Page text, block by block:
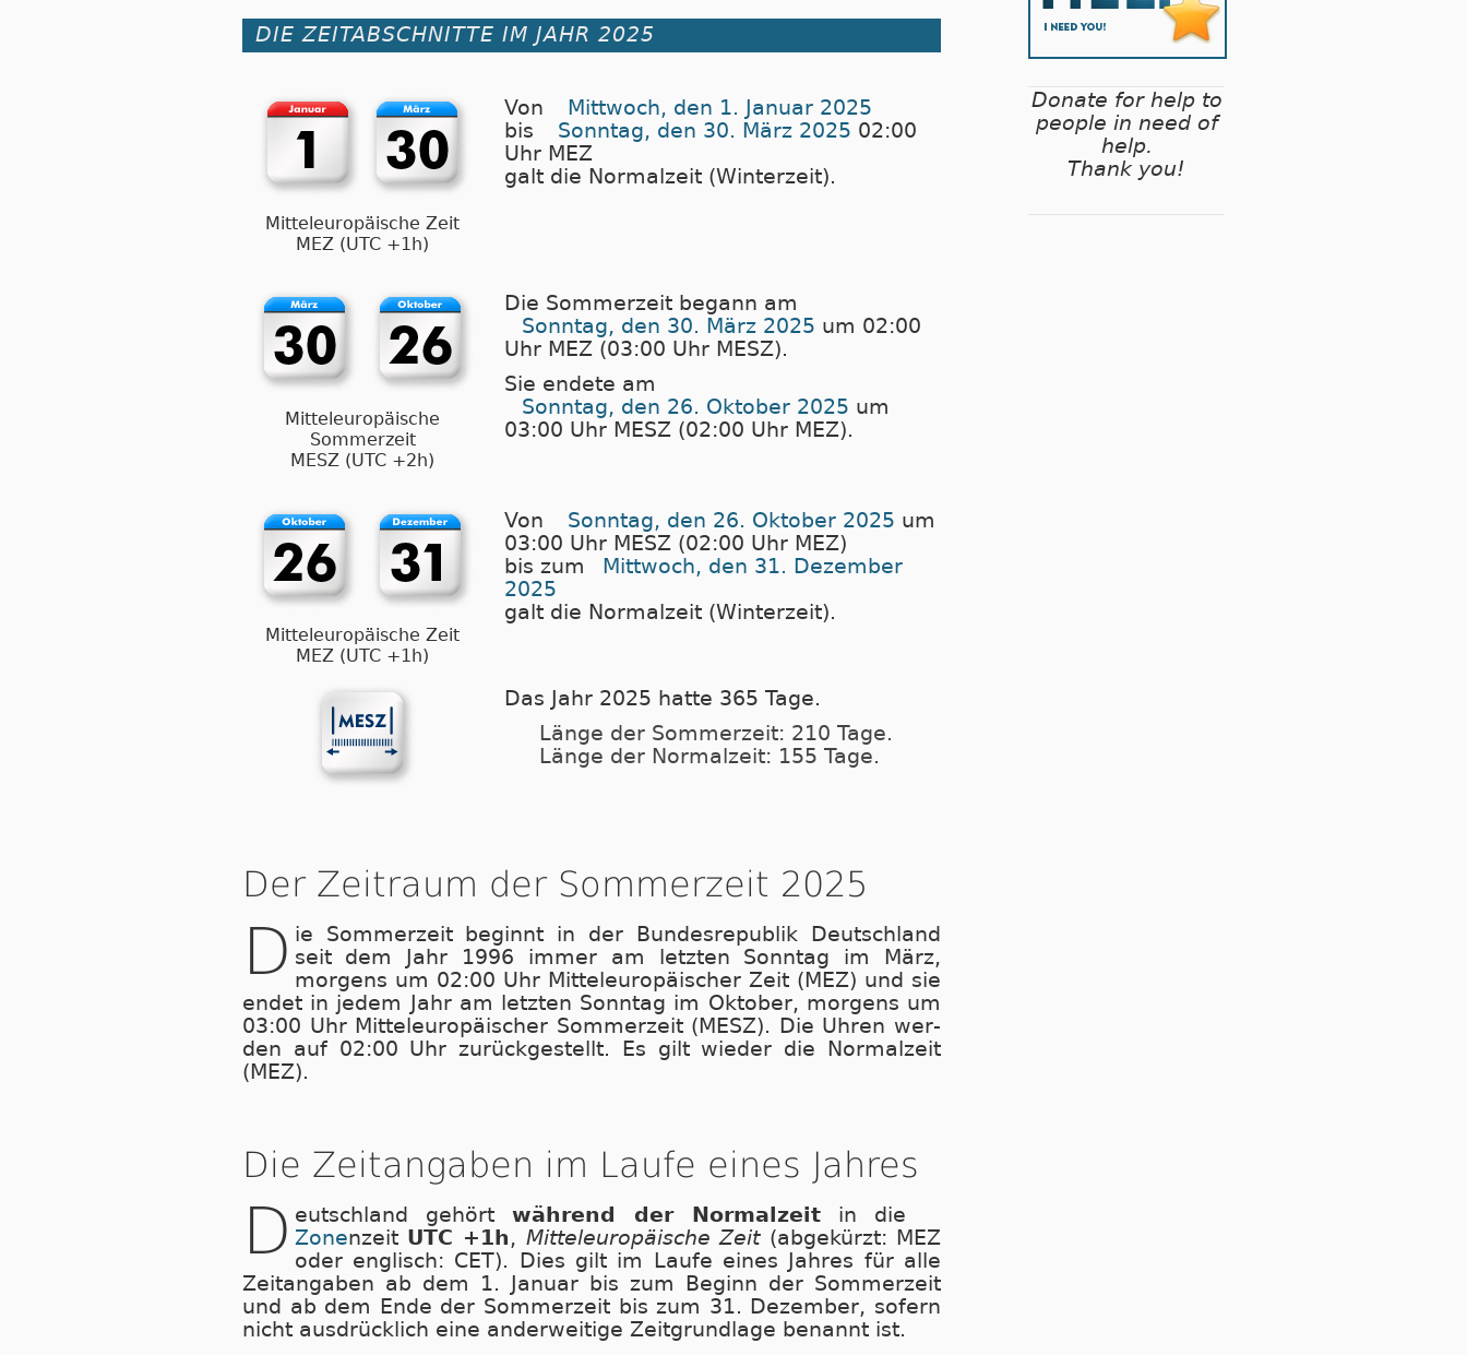
DIE ZEITABSCHNITTE IM JAHR 2025
Mitteleuropäische Zeit
MEZ (UTC +1h)
Von
Mittwoch, den 1. Januar 2025
bis
Sonntag, den 30. März 2025 02:00
Uhr MEZ
galt die Normalzeit (Winterzeit).
Mitteleuropäische
Sommerzeit
MESZ (UTC +2h)
Die Sommerzeit begann am
Sonntag, den 30. März 2025 um 02:00
Uhr MEZ (03:00 Uhr MESZ).
Sie endete am
Sonntag, den 26. Oktober 2025 um
03:00 Uhr MESZ (02:00 Uhr MEZ).
Mitteleuropäische Zeit
MEZ (UTC +1h)
Von Sonntag, den 26. Oktober 2025 um
03:00 Uhr MESZ (02:00 Uhr MEZ)
bis zum
Mittwoch, den 31. Dezember
2025
galt die Normalzeit (Winterzeit).
Das Jahr 2025 hatte 365 Tage.
Länge der Sommerzeit: 210 Tage.
Länge der Normalzeit: 155 Tage.
Der Zeitraum der Sommerzeit 2025
D ie Som­mer­zeit beginnt in der Bundesrepublik Deutschland
seit dem Jahr 1996 immer am letz­ten Sonntag im März,
morgens um 02:00 Uhr Mit­tel­eu­ro­pä­i­scher Zeit (MEZ) und sie
endet in jedem Jahr am letzten Sonntag im Oktober, morgens um
03:00 Uhr Mit­tel­eu­ro­pä­i­scher Som­mer­zeit (MESZ). Die Uhren wer­
den auf 02:00 Uhr zu­rück­ge­stellt. Es gilt wieder die Normalzeit
(MEZ).
Die Zeitangaben im Laufe eines Jahres
D eutschland gehört während der Normalzeitin die
Zonenzeit UTC +1h, Mit­tel­eu­ro­pä­i­sche Zeit(abgekürzt: MEZ
oder englisch: CET). Dies gilt im Laufe ei­nes Jah­res für alle
Zeitangaben ab dem 1. Januar bis zum Beginn der Som­mer­zeit
und ab dem Ende der Som­mer­zeit bis zum 31. Dezember, sofern
nicht ausdrücklich eine anderweitige Zeitgrundlage benannt ist.
Donate for help to
people in need of
help.
Thank you!